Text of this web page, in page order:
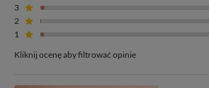
3
2
1
Kliknij ocenę aby filtrować opinie